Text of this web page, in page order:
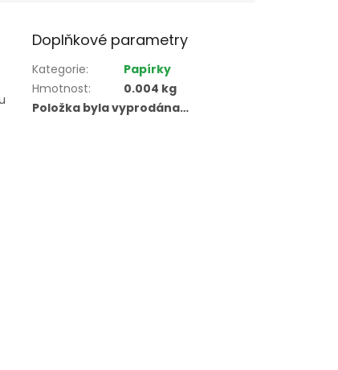
Doplňkové parametry
Kategorie:
Papírky
Hmotnost:
0.004 kg
Položka byla vyprodána…